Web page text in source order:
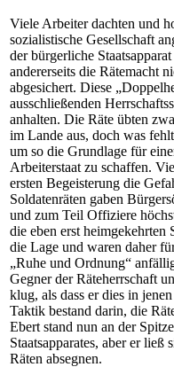
Viele Arbeiter dachten und
sozialistische Gesellschaft
der bürgerliche
andererseits die Rätemacht
abgesichert. Diese
ausschließenden
anhalten. Die Räte übten
im Lande aus, doch was
um so die Grundlage für
Arbeiterstaat zu schaffen.
ersten Begeisterung die
Soldatenräten gaben
und zum Teil Offiziere
die eben erst
die Lage und waren daher
„Ruhe und Ordnung“
Gegner der Räteherrschaft
klug, als dass er dies in
Taktik bestand darin, die
Ebert stand nun an der
Staatsapparates, aber er
Räten absegnen.